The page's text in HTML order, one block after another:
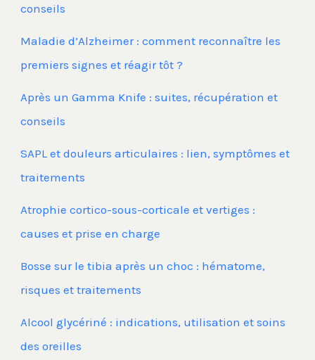
conseils
Maladie d’Alzheimer : comment reconnaître les
premiers signes et réagir tôt ?
Après un Gamma Knife : suites, récupération et
conseils
SAPL et douleurs articulaires : lien, symptômes et
traitements
Atrophie cortico-sous-corticale et vertiges :
causes et prise en charge
Bosse sur le tibia après un choc : hématome,
risques et traitements
Alcool glycériné : indications, utilisation et soins
des oreilles